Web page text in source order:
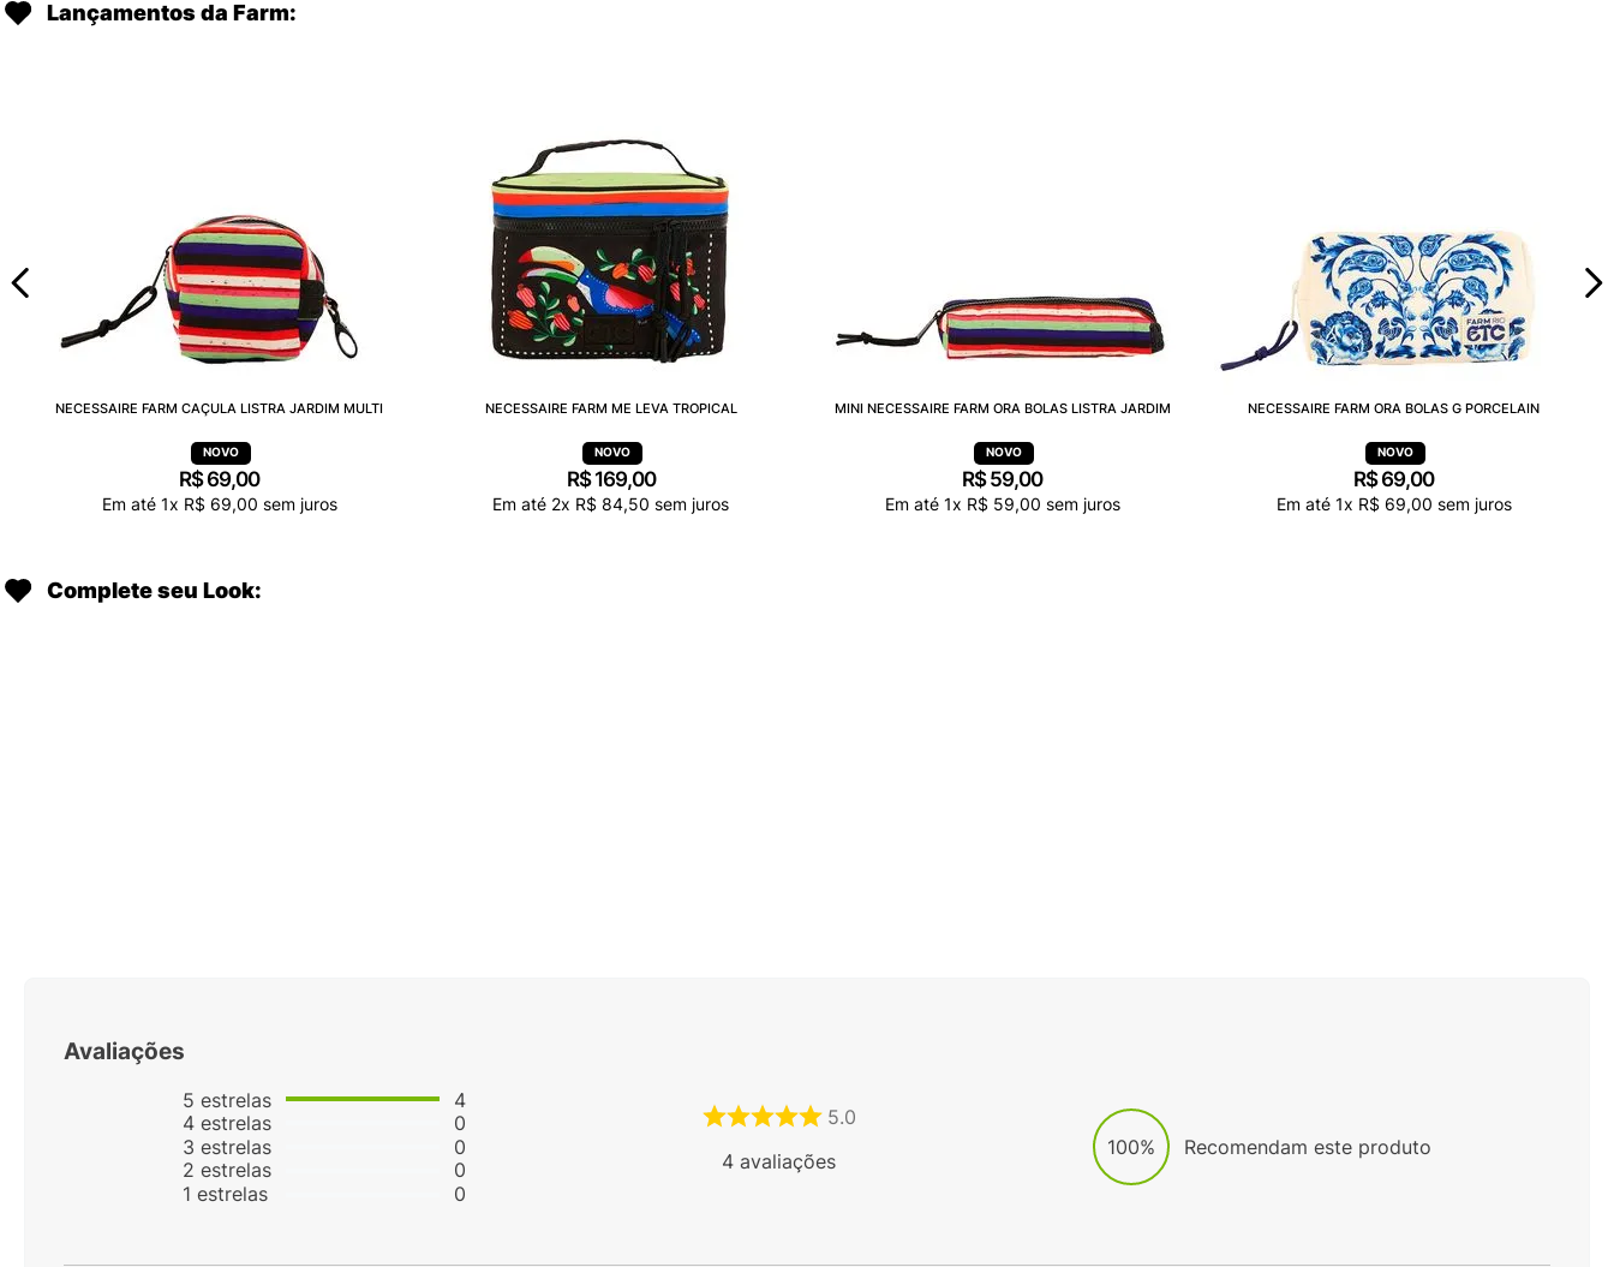
Lançamentos da Farm:
NECESSAIRE FARM CAÇULA LISTRA JARDIM MULTI
R$69,00
Em até 1x R$ 69,00 sem juros
NECESSAIRE FARM ME LEVA TROPICAL
R$ 169,00
Em até 2x R$ 84,50 sem juros
MINI NECESSAIRE FARM ORA BOLAS LISTRA JARDIM
R$59,00
Em até 1x R$ 59,00 sem juros
NECESSAIRE FARM ORA BOLAS G PORCELAIN
R$69,00
Em até 1x R$ 69,00 sem juros
Complete seu Look:
Avaliações
5 estrelas
4estrelas
3 estrelas
2 estrelas
1 estrelas
4
0
0
0
0
5.0
4 avaliações
100% Recomendam este produto